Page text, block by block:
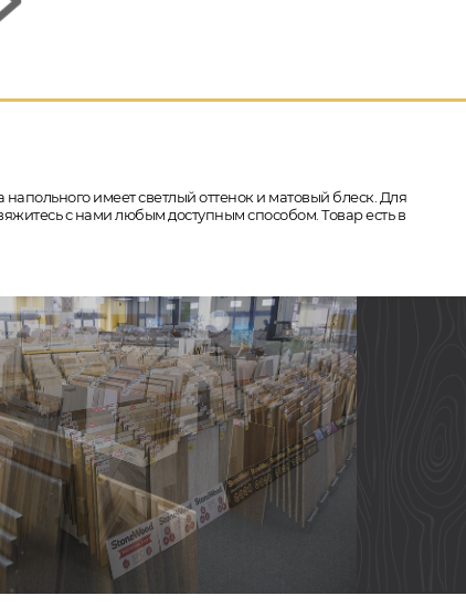
имеет светлый оттенок и матовый блеск. Для
с нами любым доступным способом. Товар есть в